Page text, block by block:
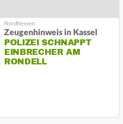
Zeugenhinweis in Kassel
POLIZEI SCHNAPPT
EINBRECHER AM
RONDELL